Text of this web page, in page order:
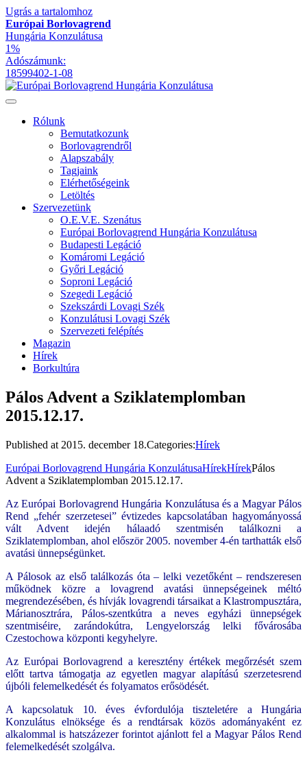
Ugrás a tartalomhoz
Európai Borlovagrend
Hungária Konzulátusa
1%
Adószámunk:
18599402-1-08
Rólunk
Bemutatkozunk
Borlovagrendről
Alapszabály
Tagjaink
Elérhetőségeink
Letöltés
Szervezetünk
O.E.V.E. Szenátus
Európai Borlovagrend Hungária Konzulátusa
Budapesti Legáció
Komáromi Legáció
Győri Legáció
Soproni Legáció
Szegedi Legáció
Szekszárdi Lovagi Szék
Konzulátusi Lovagi Szék
Szervezeti felépítés
Magazin
Hírek
Borkultúra
Pálos Advent a Sziklatemplomban
2015.12.17.
Published at 2015. december 18.Categories:Hírek
Európai Borlovagrend Hungária KonzulátusaHírekHírekPálos
Advent a Sziklatemplomban 2015.12.17.
Az Európai Borlovagrend Hungária Konzulátusa és a Magyar Pálos
Rend „fehér szerzetesei” évtizedes kapcsolatában hagyományossá
vált Advent idején hálaadó szentmisén találkozni a
Sziklatemplomban, ahol először 2005. november 4-én tarthatták első
avatási ünnepségünket.
A Pálosok az első találkozás óta – lelki vezetőként – rendszeresen
működnek közre a lovagrend avatási ünnepségeinek méltó
megrendezésében, és hívják lovagrendi társaikat a Klastrompusztára,
Márianosztrára, Pálos-szentkútra a neves egyházi ünnepségek
szentmiséire, zarándokútra, Lengyelország lelki fővárosába
Czestochowa központi kegyhelyre.
Az Európai Borlovagrend a keresztény értékek megőrzését szem
előtt tartva támogatja az egyetlen magyar alapítású szerzetesrend
újbóli felemelkedését és folyamatos erősödését.
A kapcsolatuk 10. éves évfordulója tiszteletére a Hungária
Konzulátus elnöksége és a rendtársak közös adományaként ez
alkalommal is hatszázezer forintot ajánlott fel a Magyar Pálos Rend
felemelkedését szolgálva.